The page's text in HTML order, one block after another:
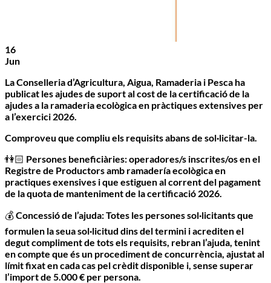
16
Jun
La Conselleria d’Agricultura, Aigua, Ramaderia i Pesca ha
publicat les ajudes de suport al cost de la certificació de la
ajudes a la ramaderia ecològica en pràctiques extensives per
a l’exercici 2026.
Comproveu que compliu els requisits abans de sol·licitar-la.
👫🏻 Persones beneficiàries:operadores/s inscrites/os en el
Registre de Productors amb ramadería ecològica en
practiques exensives i que estiguen al corrent del pagament
de la quota de manteniment de la certificació 2026.
💰Concessió de l’ajuda:Totes les persones sol·licitants que
formulen la seua sol·licitud dins del termini i acrediten el
degut compliment de tots els requisits, rebran l’ajuda, tenint
en compte que és un procediment de concurrència, ajustat al
límit fixat en cada cas pel crèdit disponible i, sense superar
l’import de 5.000 € per persona.